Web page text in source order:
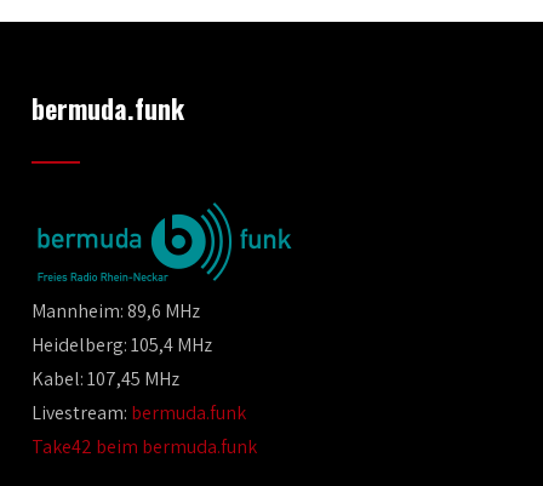
bermuda.funk
Mannheim: 89,6 MHz
Heidelberg: 105,4 MHz
Kabel: 107,45 MHz
Livestream: bermuda.funk
Take42 beim bermuda.funk